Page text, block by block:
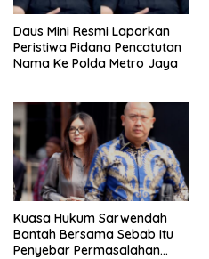
Daus Mini Resmi Laporkan
Peristiwa Pidana Pencatutan
Nama Ke Polda Metro Jaya
Kuasa Hukum Sarwendah
Bantah Bersama Sebab Itu
Penyebar Permasalahan